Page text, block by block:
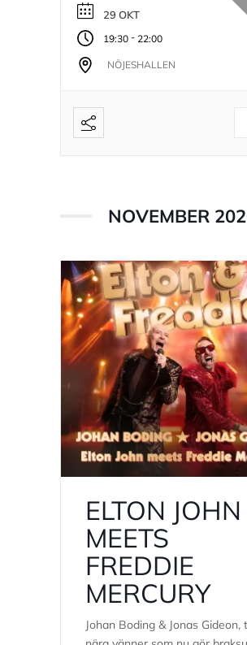
29 OKT
19:30 - 22:00
NÖJESHALLEN
NOVEMBER
ELTON JOHN
MEETS
FREDDIE
MERCURY
Johan Boding & Jonas Gideon,